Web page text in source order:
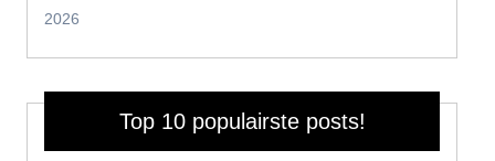
2026
Top 10 populairste posts!